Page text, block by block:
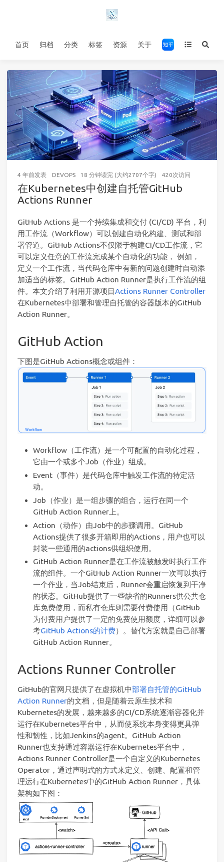
首页 归档 分类 标签 资源 关于
4 年前发表 DEVOPS 18 分钟读完 (大约2707个字) 420次访问
在Kubernetes中创建自托管GitHub
Actions Runner
GitHub Actions 是一个持续集成和交付 (CI/CD) 平台，利
用工作流（Workflow）可以创建自动化构建、测试和部
署管道。GitHub Actions不仅限于构建CI/CD工作流，它
可以定义任意的工作流完成某个自动化的功能， 例如，
定义一个工作流，当代码仓库中有新的问题创建时自动添
加适当的标签。GitHub Action Runner是执行工作流的组
件。本文介绍了利用开源项目Actions Runner Controller
在Kubernetes中部署和管理自托管的容器版本的GitHub
Action Runner。
GitHub Action
下图是GitHub Actions概念或组件：
Workflow（工作流）是一个可配置的自动化过程，
它由一个或多个Job（作业）组成。
Event（事件）是代码仓库中触发工作流的特定活
动。
Job（作业）是一组步骤的组合，运行在同一个
GitHub Action Runner上。
Action（动作）由Job中的步骤调用。GitHub
Actions提供了很多开箱即用的Actions，用户也可以
封装一些通用的actions供组织使用。
GitHub Action Runner是在工作流被触发时执行工作
流的组件。一个GitHub Action Runner一次可以执行
一个作业，当Job结束后，Runner会重启恢复到干净
的状态。GitHub提供了一些缺省的Runners供公共仓
库免费使用，而私有仓库则需要付费使用（GitHub
为付费用户提供了一定的免费使用额度，详细可以参
考GitHub Actions的计费）。替代方案就是自己部署
GitHub Action Runner。
Actions Runner Controller
GitHub的官网只提供了在虚拟机中部署自托管的GitHub
Action Runner的文档，但是随着云原生技术和
Kubernetes的发展，越来越多的CI/CD系统逐渐容器化并
运行在Kubernetes平台中，从而使系统本身变得更具弹
性和韧性，比如Jenkins的agent。GitHub Action
Runner也支持通过容器运行在Kubernetes平台中，
Actions Runner Controller是一个自定义的Kubernetes
Operator，通过声明式的方式来定义、创建、配置和管
理运行在Kubernetes中的GitHub Action Runner，具体
架构如下图：